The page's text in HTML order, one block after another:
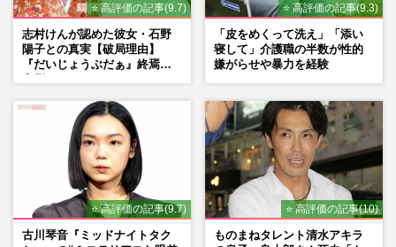
⭐ 高評価の記事(9.7)
志村けんが認めた彼女・石野
陽子との真実【破局理由】
『だいじょうぶだぁ』終焉の
⭐ 高評価の記事(9.3)
「皮をめくって洗え」「添い
寝して」介護職の半数が性的
嫌がらせや暴力を経験
⭐ 高評価の記事(9.7)
古川琴音『ミッドナイトタク
⭐ 高評価の記事(10)
ものまねタレント清水アキラ